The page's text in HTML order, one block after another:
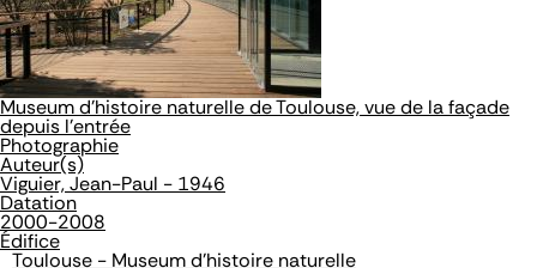
Museum d'histoire naturelle de Toulouse, vue de la façade
depuis l'entrée
Photographie
Auteur(s)
Viguier, Jean-Paul - 1946
Datation
2000-2008
Édifice
Toulouse - Museum d'histoire naturelle